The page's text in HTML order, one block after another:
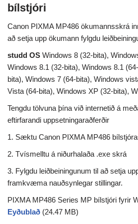
bílstjóri
Canon PIXMA MP486 ökumannsskrá
að setja upp ökumann fylgdu
studd OS Windows 8 (32-bita),
Windows 8.1 (32-bita), Windows 8.1
bita), Windows 7 (64-bita), Windows
Vista (64-bita), Windows XP (32-bita),
Tengdu tölvuna þína við internetið á
eftirfarandi uppsetningaraðferðir
1. Sæktu Canon PIXMA MP486
2. Tvísmelltu á niðurhalaða .exe skrá
3. Fylgdu leiðbeiningunum til að setja
framkvæma nauðsynlegar stillingar.
PIXMA MP486 Series MP bílstjóri fyrir
Eyðublað (24.47 MB)